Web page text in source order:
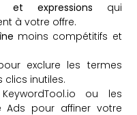
et expressions qui
à votre offre.
moins compétitifs et
exclure les termes
clics inutiles.
ou les
Ads pour affiner votre